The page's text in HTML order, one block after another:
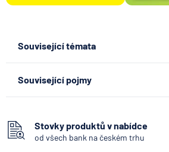
Související témata
Související pojmy
Vkladomat
SEPA Platba
Stovky produktů v nabídce
od všech bank na českém trhu